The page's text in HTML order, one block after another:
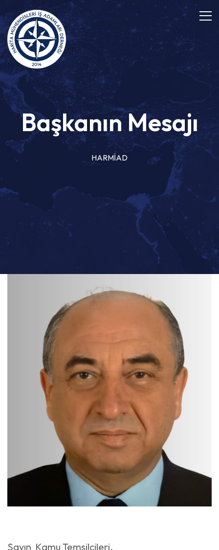
Başkanın Mesajı
HARMİAD
Sayın Kamu Temsilcileri,